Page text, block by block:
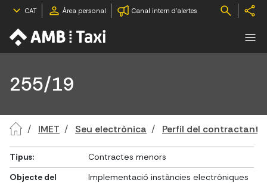
CAT Àrea personal Canal intern d'alertes
255/19
IMET Seu electrònica Perfil del contractant
Tipus:
Contractes menors
Objecte del
Implementació instàncies electròniques